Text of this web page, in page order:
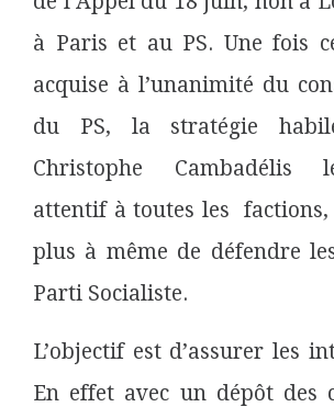
à Paris et au PS. Une fois
acquise à l’unanimité du
du PS, la stratégie
Christophe Cambadélis
attentif à toutes les factions,
plus à même de défendre
Parti Socialiste.
L’objectif est d’assurer les
En effet avec un dépôt des